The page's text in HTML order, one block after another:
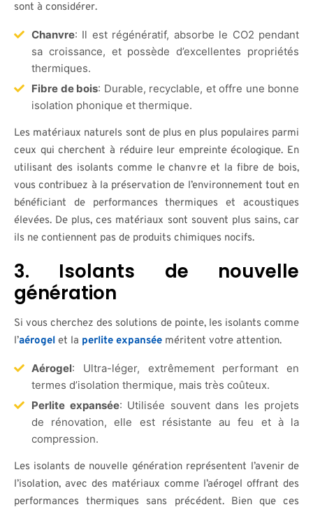
sont à considérer.
Chanvre: Il est régénératif, absorbe le CO2 pendant
sa croissance, et possède d’excellentes propriétés
thermiques.
Fibre de bois: Durable, recyclable, et offre une bonne
isolation phonique et thermique.
Les matériaux naturels sont de plus en plus populaires parmi
ceux qui cherchent à réduire leur empreinte écologique. En
utilisant des isolants comme le chanvre et la fibre de bois,
vous contribuez à la préservation de l’environnement tout en
bénéficiant de performances thermiques et acoustiques
élevées. De plus, ces matériaux sont souvent plus sains, car
ils ne contiennent pas de produits chimiques nocifs.
3. Isolants de nouvelle
génération
Si vous cherchez des solutions de pointe, les isolants comme
l’aérogel et la perlite expansée méritent votre attention.
Aérogel: Ultra-léger, extrêmement performant en
termes d’isolation thermique, mais très coûteux.
Perlite expansée: Utilisée souvent dans les projets
de rénovation, elle est résistante au feu et à la
compression.
Les isolants de nouvelle génération représentent l’avenir de
l’isolation, avec des matériaux comme l’aérogel offrant des
performances thermiques sans précédent. Bien que ces